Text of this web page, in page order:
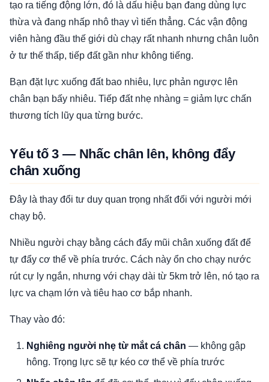
tạo ra tiếng động lớn, đó là dấu hiệu bạn đang dùng lực
thừa và đang nhấp nhô thay vì tiến thẳng. Các vận động
viên hàng đầu thế giới dù chạy rất nhanh nhưng chân luôn
ở tư thế thấp, tiếp đất gần như không tiếng.
Bạn đặt lực xuống đất bao nhiêu, lực phản ngược lên
chân bạn bấy nhiêu. Tiếp đất nhẹ nhàng = giảm lực chấn
thương tích lũy qua từng bước.
Yếu tố 3 — Nhấc chân lên, không đẩy
chân xuống
Đây là thay đổi tư duy quan trọng nhất đối với người mới
chạy bộ.
Nhiều người chạy bằng cách đẩy mũi chân xuống đất để
tự đẩy cơ thể về phía trước. Cách này ổn cho chạy nước
rút cự ly ngắn, nhưng với chạy dài từ 5km trở lên, nó tạo ra
lực va chạm lớn và tiêu hao cơ bắp nhanh.
Thay vào đó:
Nghiêng người nhẹ từ mắt cá chân — không gập
hông. Trọng lực sẽ tự kéo cơ thể về phía trước